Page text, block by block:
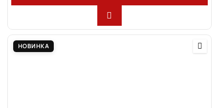
НОВИНКА